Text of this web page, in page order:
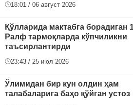
18:01 / 06 август 2026
Қўлларида мактабга борадиган
Ралф тармоқларда кўпчиликни
таъсирлантирди
23:43 / 25 июл 2026
Ўлимидан бир кун олдин ҳам
талабаларига баҳо қўйган устоз